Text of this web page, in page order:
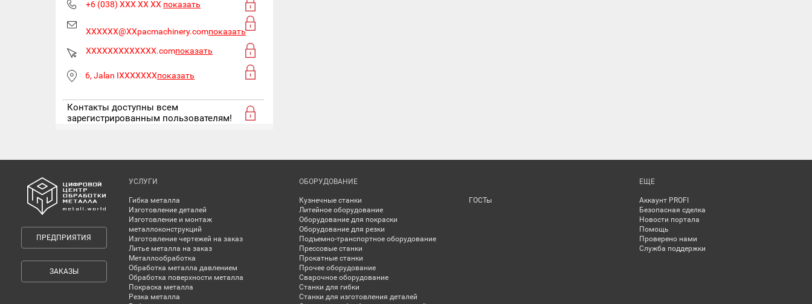
+6 (038) XXX XX XX показать
XXXXXX@XXpacmachinery.comпоказать
XXXXXXXXXXXXX.comпоказать
6, Jalan IXXXXXXXпоказать
Контакты доступны всем
зарегистрированным пользователям!
ПРЕДПРИЯТИЯ
ЗАКАЗЫ
УСЛУГИ
Гибка металла
Изготовление деталей
Изготовление и монтаж
металлоконструкций
Изготовление чертежей на заказ
Литье металла на заказ
Металлообработка
Обработка металла давлением
Обработка поверхности металла
Покраска металла
Резка металла
ОБОРУДОВАНИЕ
Кузнечные станки
Литейное оборудование
Оборудование для покраски
Оборудование для резки
Подъемно-транспортное оборудование
Прессовые станки
Прокатные станки
Прочее оборудование
Сварочное оборудование
Станки для гибки
Станки для изготовления деталей
ГОСТы
ЕЩЕ
Аккаунт PROFI
Безопасная сделка
Новости портала
Помощь
Проверено нами
Служба поддержки